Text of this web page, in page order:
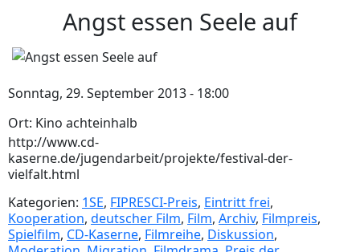
Angst essen Seele auf
Sonntag, 29. September 2013 - 18:00
Ort: Kino achteinhalb
http://www.cd-
kaserne.de/jugendarbeit/projekte/festival-der-
vielfalt.html
Kategorien: 1SE, FIPRESCI-Preis, Eintritt frei,
Kooperation, deutscher Film, Film, Archiv, Filmpreis,
Spielfilm, CD-Kaserne, Filmreihe, Diskussion,